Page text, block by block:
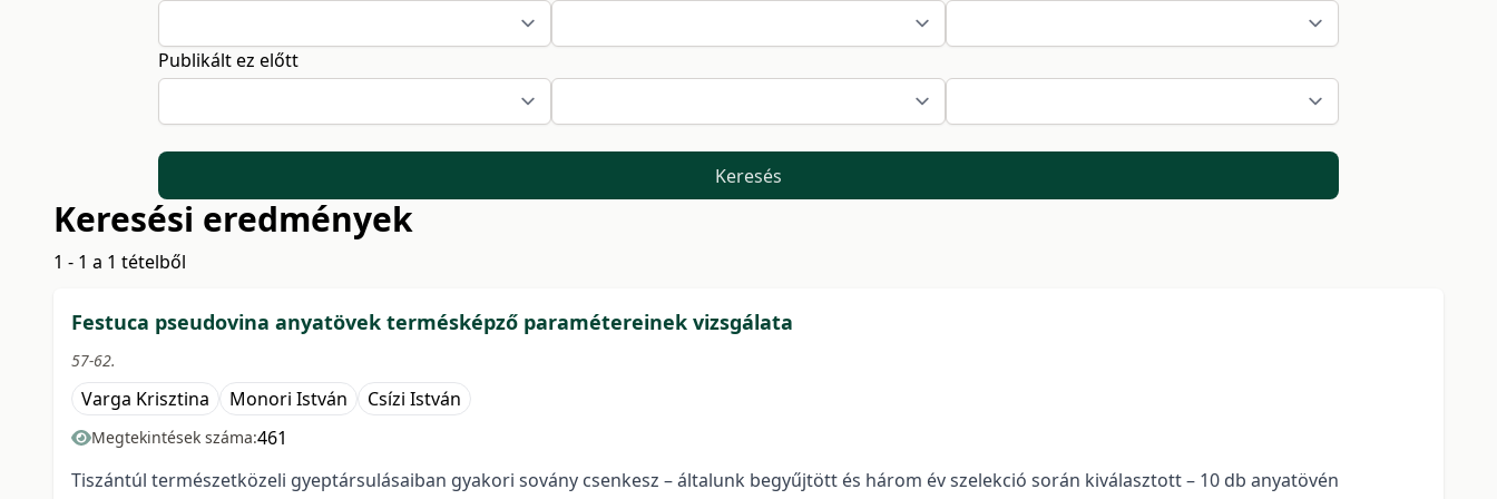
Publikált ez előtt
Keresés
Keresési eredmények
1 - 1 a 1 tételből
Festuca pseudovina anyatövek termésképző paramétereinek vizsgálata
57-62.
Varga Krisztina Monori István Csízi István
Megtekintések száma:461
Tiszántúl természetközeli gyeptársulásaiban gyakori sovány csenkesz – általunk begyűjtött és három év szelekció során kiválasztott – 10 db anyatövén